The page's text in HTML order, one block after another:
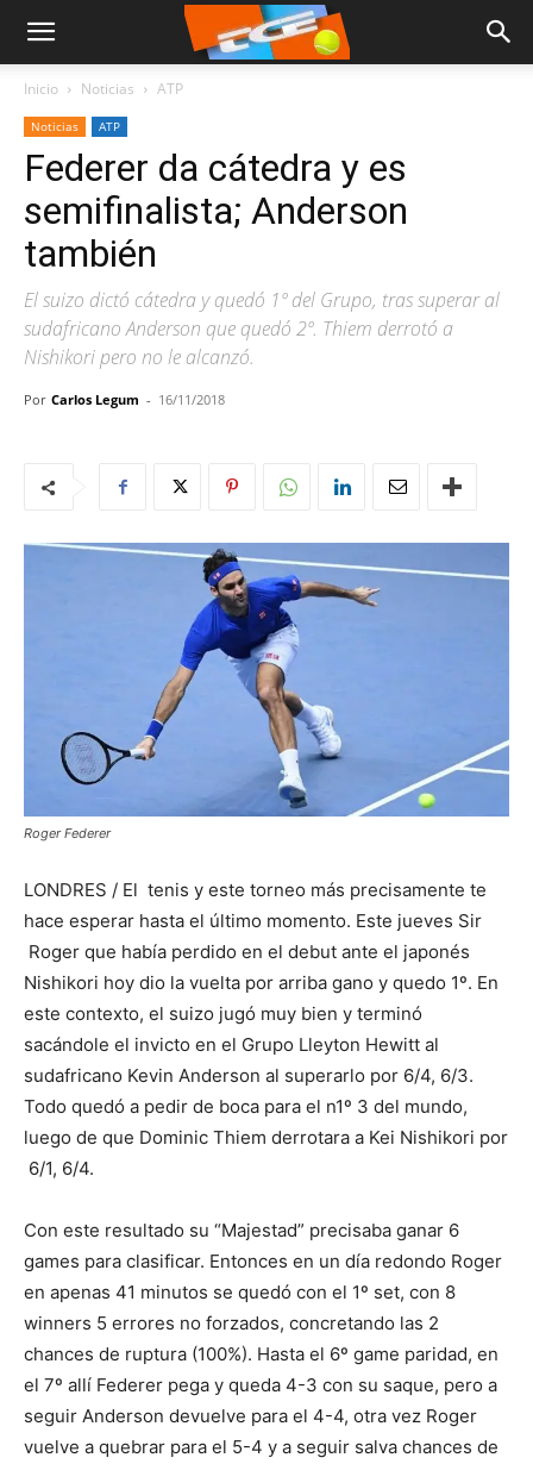
Inicio Noticias ATP
Noticias ATP
Federer da cátedra y es
semifinalista; Anderson
también
El suizo dictó cátedra y quedó 1º del Grupo, tras superar al
sudafricano Anderson que quedó 2º. Thiem derrotó a
Nishikori pero no le alcanzó.
Por Carlos Legum - 16/11/2018
Roger Federer
LONDRES / El tenis y este torneo más precisamente te
hace esperar hasta el último momento. Este jueves Sir
Roger que había perdido en el debut ante el japonés
Nishikori hoy dio la vuelta por arriba gano y quedo 1º. En
este contexto, el suizo jugó muy bien y terminó
sacándole el invicto en el Grupo Lleyton Hewitt al
sudafricano Kevin Anderson al superarlo por 6/4, 6/3.
Todo quedó a pedir de boca para el n1º 3 del mundo,
luego de que Dominic Thiem derrotara a Kei Nishikori por
6/1, 6/4.
Con este resultado su “Majestad” precisaba ganar 6
games para clasificar. Entonces en un día redondo Roger
en apenas 41 minutos se quedó con el 1º set, con 8
winners 5 errores no forzados, concretando las 2
chances de ruptura (100%). Hasta el 6º game paridad, en
el 7º allí Federer pega y queda 4-3 con su saque, pero a
seguir Anderson devuelve para el 4-4, otra vez Roger
vuelve a quebrar para el 5-4 y a seguir salva chances de